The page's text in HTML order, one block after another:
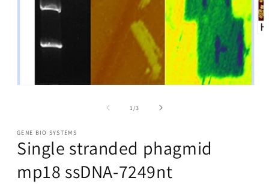
1 /of
3
GENE BIO SYSTEMS
Single stranded phagmid
mp18 ssDNA-7249nt